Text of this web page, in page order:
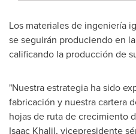
Los materiales de ingeniería
se seguirán produciendo en
calificando la producción de
"Nuestra estrategia ha sido
fabricación y nuestra cartera
hojas de ruta de crecimiento
Isaac Khalil, vicepresidente